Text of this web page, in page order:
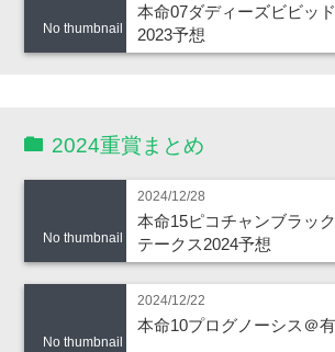
No thumbnail
本命07ダディーズビビッ
2023予想
2024重賞まとめ
No thumbnail
2024/12/28
本命15ピコチャンブラッ
テークス2024予想
No thumbnail
2024/12/22
本命10プログノーシス＠